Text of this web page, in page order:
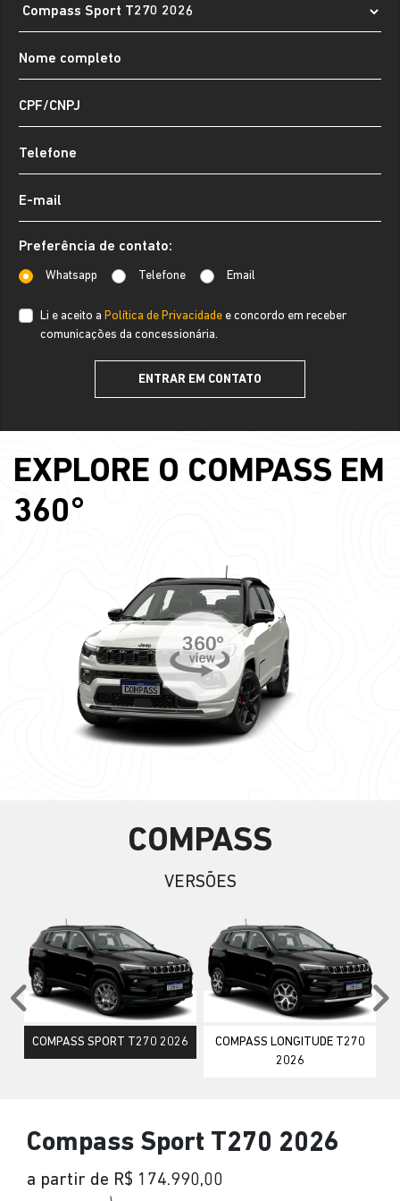
Preferência de contato:
Whatsapp Telefone Email
Li e aceito a Política de Privacidade e concordo em receber
comunicações da concessionária.
ENTRAR EM CONTATO
EXPLORE O COMPASS EM
360°
COMPASS
VERSÕES
COMPASS SPORT T270 2026
COMPASS LONGITUDE T270
2026
Anterior
Compass Sport T270 2026
a partir de R$ 174.990,00